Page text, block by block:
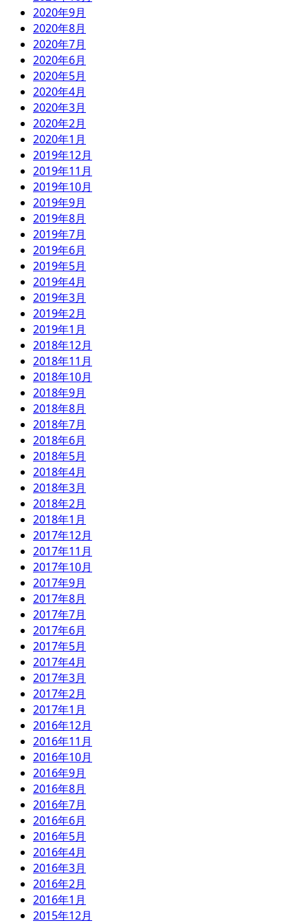
2020年9月
2020年8月
2020年7月
2020年6月
2020年5月
2020年4月
2020年3月
2020年2月
2020年1月
2019年12月
2019年11月
2019年10月
2019年9月
2019年8月
2019年7月
2019年6月
2019年5月
2019年4月
2019年3月
2019年2月
2019年1月
2018年12月
2018年11月
2018年10月
2018年9月
2018年8月
2018年7月
2018年6月
2018年5月
2018年4月
2018年3月
2018年2月
2018年1月
2017年12月
2017年11月
2017年10月
2017年9月
2017年8月
2017年7月
2017年6月
2017年5月
2017年4月
2017年3月
2017年2月
2017年1月
2016年12月
2016年11月
2016年10月
2016年9月
2016年8月
2016年7月
2016年6月
2016年5月
2016年4月
2016年3月
2016年2月
2016年1月
2015年12月